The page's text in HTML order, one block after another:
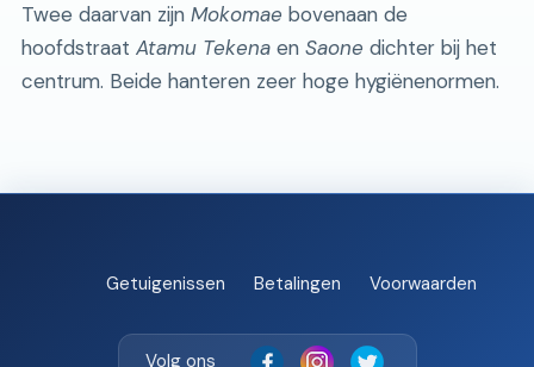
Twee daarvan zijn Mokomae bovenaan de
hoofdstraat Atamu Tekenaen Saone dichter bij het
centrum. Beide hanteren zeer hoge hygiënenormen.
Getuigenissen Betalingen Voorwaarden
Volg ons